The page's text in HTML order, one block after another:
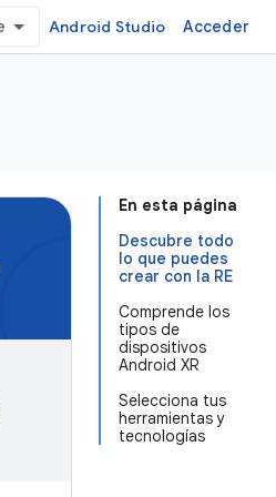
Android Studio Acceder
En esta página
Descubre todo
lo que puedes
crear con la RE
Comprende los
tipos de
dispositivos
Android XR
Selecciona tus
herramientas y
tecnologías